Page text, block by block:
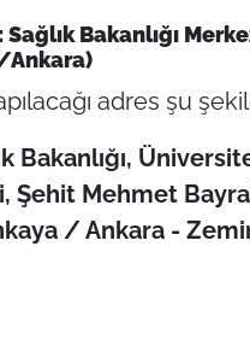
Sağlık Bakanlığı
Ankara)
adres şu
Bakanlığı,
Şehit Mehmet
/ Ankara -